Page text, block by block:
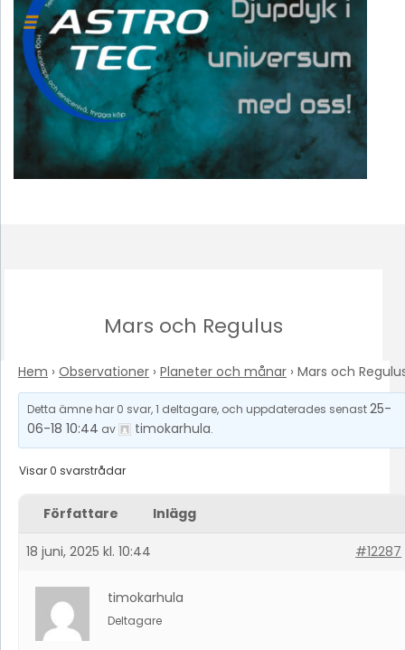
Mars och Regulus
Hem › Observationer › Planeter och månar › Mars och
Detta ämne har 0 svar, 1 deltagare, och uppdaterades senast25-
06-18 10:44 av timokarhula.
Visar 0 svarstrådar
Författare Inlägg
18 juni, 2025 kl. 10:44 #12287
timokarhula
Deltagare